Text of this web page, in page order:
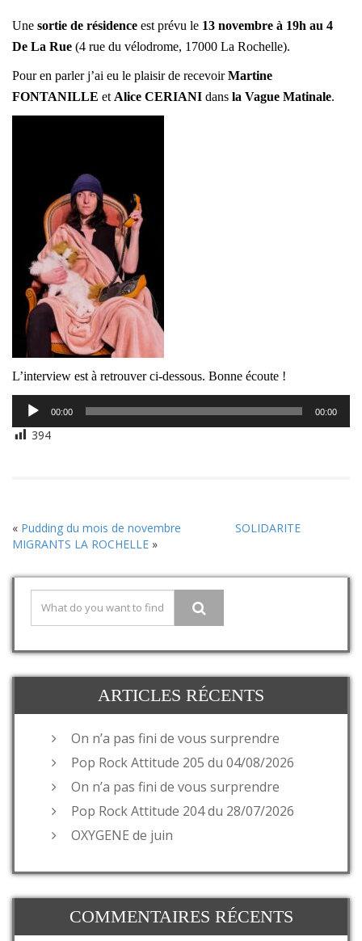
Une sortie de résidence est prévu le 13 novembre à 19h au 4
De La Rue (4 rue du vélodrome, 17000 La Rochelle).
Pour en parler j’ai eu le plaisir de recevoirMartine
FONTANILLE et Alice CERIANI dans la Vague Matinale.
L’interview est à retrouver ci-dessous. Bonne écoute !
Lecteur
audio
00:00 00:00
394
« Pudding du mois de novembre
SOLIDARITE
MIGRANTS LA ROCHELLE »
ARTICLES RÉCENTS
On n’a pas fini de vous surprendre
Pop Rock Attitude 205 du 04/08/2026
On n’a pas fini de vous surprendre
Pop Rock Attitude 204 du 28/07/2026
OXYGENE de juin
COMMENTAIRES RÉCENTS